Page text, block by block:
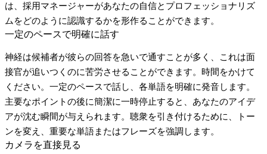
は、採用マネージャーがあなたの自信とプロフェッショナリズ
ムをどのように認識するかを形作ることができます。
一定のペースで明確に話す
神経は候補者が彼らの回答を急いで通すことが多く、これは面
接官が追いつくのに苦労させることができます。時間をかけて
ください。一定のペースで話し、各単語を明確に発音します。
主要なポイントの後に簡潔に一時停止すると、あなたのアイデ
アが沈む瞬間が与えられます。聴衆を引き付けるために、トー
ンを変え、重要な単語またはフレーズを強調します。
カメラを直接見る